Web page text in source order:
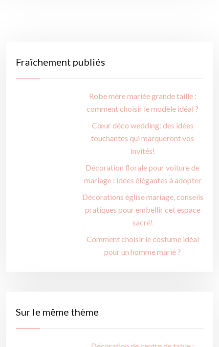
Fraîchement publiés
Robe mère mariée grande taille :
comment choisir le modèle idéal ?
Cœur déco wedding: des idées
touchantes qui marqueront vos
invités!
Décoration florale pour voiture de
mariage : idées élégantes à adopter
Décorations église mariage, conseils
pratiques pour embellir cet espace
sacré!
Comment choisir le costume idéal
pour un homme marié ?
Sur le même thème